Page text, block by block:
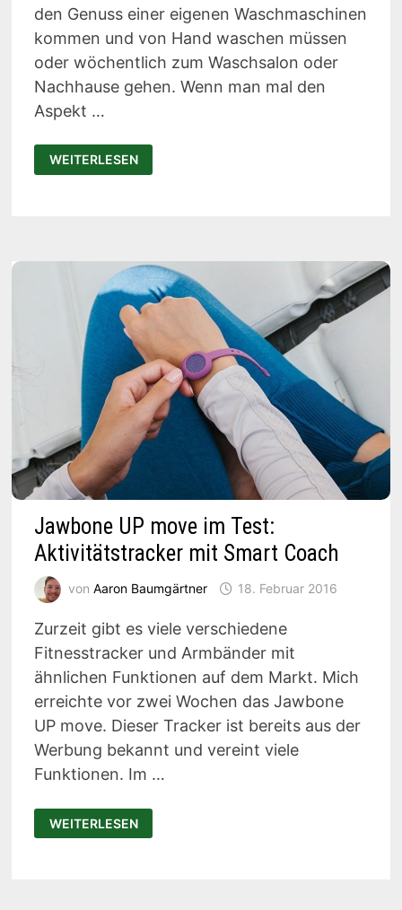
den Genuss einer eigenen Waschmaschinen
kommen und von Hand waschen müssen
oder wöchentlich zum Waschsalon oder
Nachhause gehen. Wenn man mal den
Aspekt …
BWM:
DIESES
TRAININGSRAD
WEITERLESEN
Jawbone UP move im Test:
Aktivitätstracker mit Smart Coach
von Aaron Baumgärtner 18. Februar 2016
Zurzeit gibt es viele verschiedene
Fitnesstracker und Armbänder mit
ähnlichen Funktionen auf dem Markt. Mich
erreichte vor zwei Wochen das Jawbone
UP move. Dieser Tracker ist bereits aus der
Werbung bekannt und vereint viele
Funktionen. Im …
JAWBONE
UP
MOVE
WEITERLESEN